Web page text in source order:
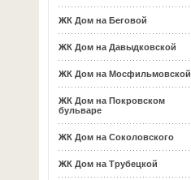
ЖК Дом на Беговой
ЖК Дом на Давыдковской
ЖК Дом на Мосфильмовской
ЖК Дом на Покровском
бульваре
ЖК Дом на Соколовского
ЖК Дом на Трубецкой